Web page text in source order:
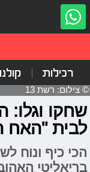
רכילות
© צילום: רשת 13
שחקו
לבית "האח
הכי כיף ונוח
בריאליטי